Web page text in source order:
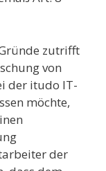
zutrifft
von
der itudo IT-
möchte,
der